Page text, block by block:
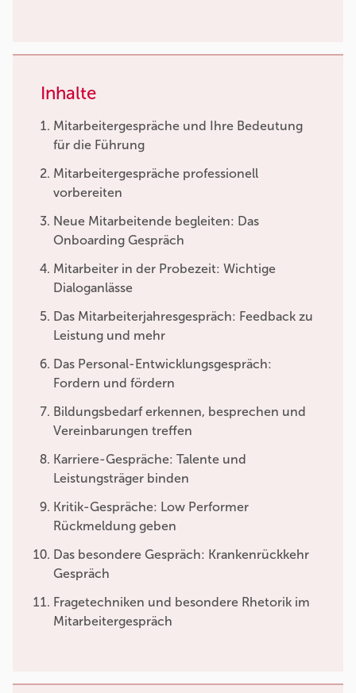
Inhalte
Mitarbeitergespräche und Ihre Bedeutung
für die Führung
Mitarbeitergespräche professionell
vorbereiten
Neue Mitarbeitende begleiten: Das
Onboarding Gespräch
Mitarbeiter in der Probezeit: Wichtige
Dialoganlässe
Das Mitarbeiterjahresgespräch: Feedback zu
Leistung und mehr
Das Personal-Entwicklungsgespräch:
Fordern und fördern
Bildungsbedarf erkennen, besprechen und
Vereinbarungen treffen
Karriere-Gespräche: Talente und
Leistungsträger binden
Kritik-Gespräche: Low Performer
Rückmeldung geben
Das besondere Gespräch: Krankenrückkehr
Gespräch
Fragetechniken und besondere Rhetorik im
Mitarbeitergespräch